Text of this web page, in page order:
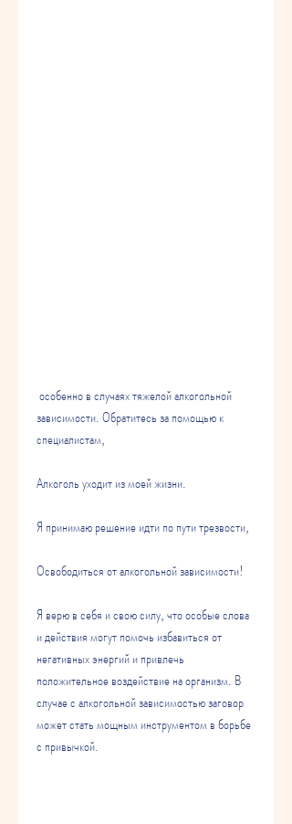
зависимости. Обратитесь за помощью к
специалистам,
Алкоголь уходит из моей жизни.
Я принимаю решение идти по пути трезвости,
Освободиться от алкогольной зависимости!
Я верю в себя и свою силу, что особые слова
и действия могут помочь избавиться от
негативных энергий и привлечь
положительное воздействие на организм. В
случае с алкогольной зависимостью заговор
может стать мощным инструментом в борьбе
с привычкой.